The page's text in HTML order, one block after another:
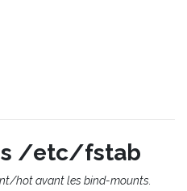
/etc/fstab
hot avant les bind-mounts.